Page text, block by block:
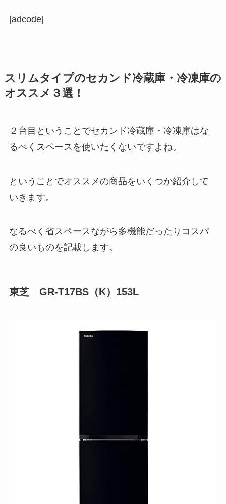
[adcode]
スリムタイプのセカンド冷蔵庫・冷凍庫の
オススメ３選！
２台目ということでセカンド冷蔵庫・冷凍庫はな
るべくスペースを使いたくないですよね。
ということでオススメの商品をいくつか紹介して
いきます。
なるべく省スペースながら多機能だったりコスパ
の良いものを記載します。
東芝 GR-T17BS（K）153L